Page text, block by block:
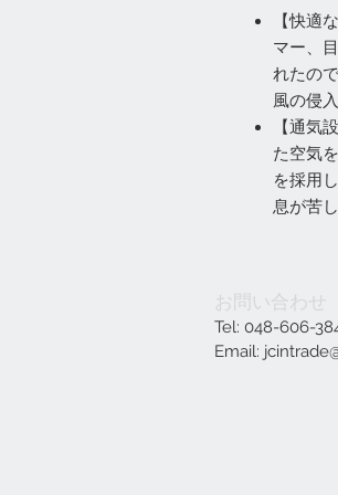
【快適
マー、
れたの
風の侵
【通気
た空気
を採用
息が苦
お問い合わせ
Tel: 048-606-
Email: